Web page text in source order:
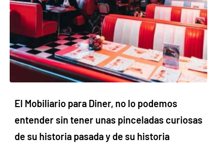
El Mobiliario para Diner, no lo podemos
entender sin tener unas pinceladas curiosas
de su historia pasada y de su historia